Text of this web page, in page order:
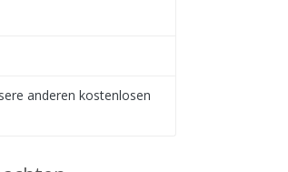
anderen kostenlosen